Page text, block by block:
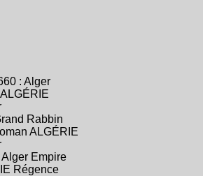
: Alger
Rabbin
ALGÉRIE
Alger Empire
Régence